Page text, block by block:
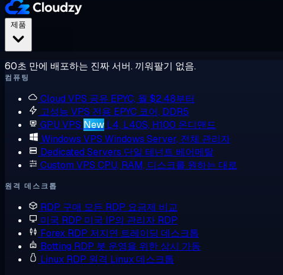
60초 만에 배포하는 진짜 서버. 끼워팔기 없음.
컴퓨팅
Cloud VPS 공유 EPYC, 월 $2.48부터
고성능 VPS 전용 EPYC 코어, DDR5
GPU VPS New L4, L40S, H100 온디맨드
Windows VPS Windows Server, 전체 관리자
Dedicated Servers 단일 테넌트 베어메탈
Custom VPS CPU, RAM, 디스크를 원하는 대로
원격 데스크톱
RDP 구매 모든 RDP 요금제 비교
미국 RDP 미국 IP의 관리자 RDP
Forex RDP 저지연 트레이딩 데스크톱
Botting RDP 봇 운영을 위한 상시 가동
Linux RDP 원격 Linux 데스크톱